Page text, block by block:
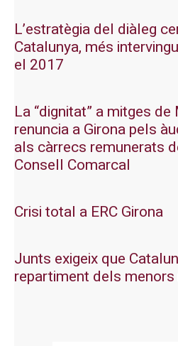
L’estratègia del diàleg
Catalunya, més
el 2017
La “dignitat” a mitges
renuncia a Girona pels
als càrrecs remunerats
Consell Comarcal
Crisi total a ERC Girona
Junts exigeix que
repartiment dels